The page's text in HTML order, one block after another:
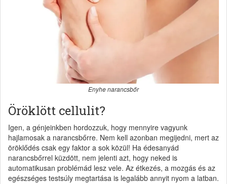
Enyhe narancsbőr
Öröklött cellulit?
Igen, a génjeinkben hordozzuk, hogy mennyire vagyunk
hajlamosak a narancsbőrre. Nem kell azonban megijedni, mert az
öröklődés csak egy faktor a sok közül! Ha édesanyád
narancsbőrrel küzdött, nem jelenti azt, hogy neked is
automatikusan problémád lesz vele. Az étkezés, a mozgás és az
egészséges testsúly megtartása is legalább annyit nyom a latban.